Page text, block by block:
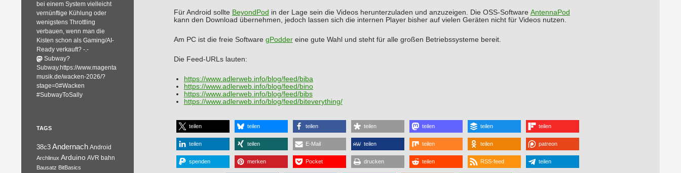
Für Android sollte BeyondPod in der Lage sein die Videos herunterzuladen und anzuzeigen. Die OSS-Software AntennaPod
kann den Download übernehmen, jedoch lassen sich die internen Player bisher auf vielen Geräten nicht für Videos nutzen.
Am PC ist die freie Software gPoddereine gute Wahl und steht für alle großen Betriebssysteme bereit.
Die Feed-URLs lauten:
https://www.adlerweb.info/blog/feed/biba
https://www.adlerweb.info/blog/feed/bino
https://www.adlerweb.info/blog/feed/bibs
https://www.adlerweb.info/blog/feed/biteverything/
teilen teilen teilen teilen teilen teilen teilen
teilen teilen E-Mail teilen teilen teilen patreon
spenden merken Pocket drucken teilen RSS-feed teilen
bei einem System vielleicht
vernünftige Kühlung oder
wenigstens Throttling
verbauen, wenn man die
Kisten schon als Gaming/AI-
Ready verkauft? -.-
Subway?
Subway.https://www.magenta
musik.de/wacken-2026/?
stage=0#Wacken
#SubwayToSally
TAGS
38c3 Andernach Android
Archlinux Arduino AVR bahn
Bausatz BitBasics